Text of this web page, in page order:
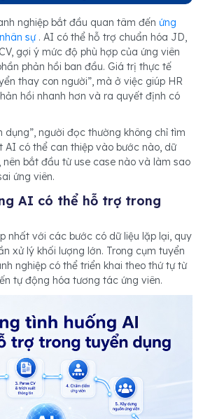
nghiệp bắt đầu quan tâm đến ứng
sự. AI có thể hỗ trợ chuẩn hóa JD,
gợi ý mức độ phù hợp của ứng viên
phản hồi ban đầu. Giá trị thực tế
thay con người”, mà ở việc giúp HR
hồi nhanh hơn và ra quyết định có
dụng”, người đọc thường không chỉ tìm
AI có thể can thiệp vào bước nào, dữ
nên bắt đầu từ use case nào và làm sao
ứng viên.
AI có thể hỗ trợ trong
nhất với các bước có dữ liệu lặp lại, quy
xử lý khối lượng lớn. Trong cụm tuyển
nghiệp có thể triển khai theo thứ tự từ
tự động hóa tương tác ứng viên.